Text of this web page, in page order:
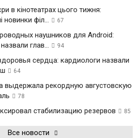
в кінотеатрах цього тижня:
новинки філ...
67
наушников для Android:
глав...
94
сердца: кардиологи назвали
64
выдержала рекордную августовскую
78
стабилизацию резервов 85
Все новости